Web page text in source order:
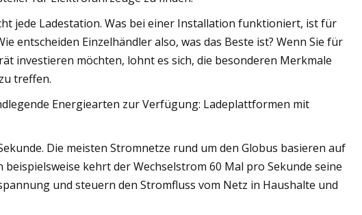
jede Ladestation. Was bei einer Installation funktioniert, ist für
entscheiden Einzelhändler also, was das Beste ist? Wenn Sie für
investieren möchten, lohnt es sich, die besonderen Merkmale
treffen.
Energiearten zur Verfügung: Ladeplattformen mit
Die meisten Stromnetze rund um den Globus basieren auf
kehrt der Wechselstrom 60 Mal pro Sekunde seine
und steuern den Stromfluss vom Netz in Haushalte und